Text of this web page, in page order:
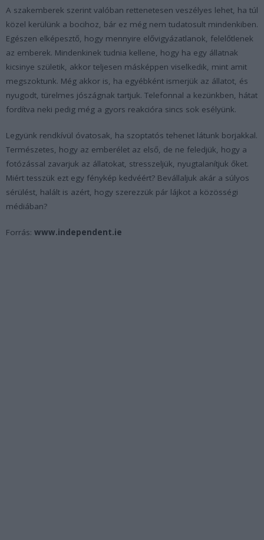
A szakemberek szerint valóban rettenetesen veszélyes lehet, ha túl
közel kerülünk a bocihoz, bár ez még nem tudatosult mindenkiben.
Egészen elképesztő, hogy mennyire elővigyázatlanok, felelőtlenek
az emberek. Mindenkinek tudnia kellene, hogy ha egy állatnak
kicsinye születik, akkor teljesen másképpen viselkedik, mint amit
megszoktunk. Még akkor is, ha egyébként ismerjük az állatot, és
nyugodt, türelmes jószágnak tartjuk. Telefonnal a kezünkben, hátat
fordítva neki pedig még a gyors reakcióra sincs sok esélyünk.
Legyünk rendkívül óvatosak, ha szoptatós tehenet látunk borjakkal.
Természetes, hogy az emberélet az első, de ne feledjük, hogy a
fotózással zavarjuk az állatokat, stresszeljük, nyugtalanítjuk őket.
Miért tesszük ezt egy fénykép kedvéért? Bevállaljuk akár a súlyos
sérülést, halált is azért, hogy szerezzük pár lájkot a közösségi
médiában?
Forrás: www.independent.ie